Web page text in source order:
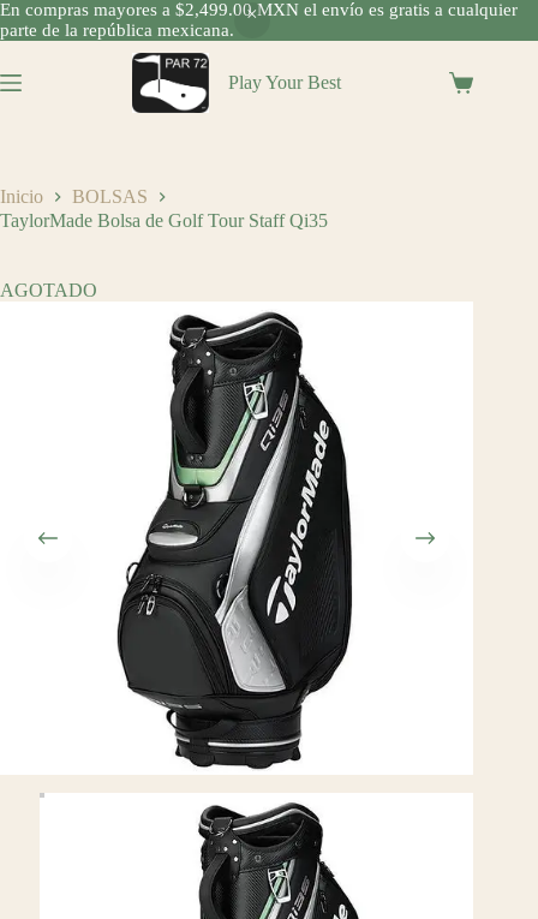
En compras mayores a $2,499.00 MXN el envío es gratis a cualquier
parte de la república mexicana.
al
contenido
Play Your Best
Shopping
Inicio
BOLSAS
TaylorMade Bolsa de Golf Tour Staff Qi35
AGOTADO